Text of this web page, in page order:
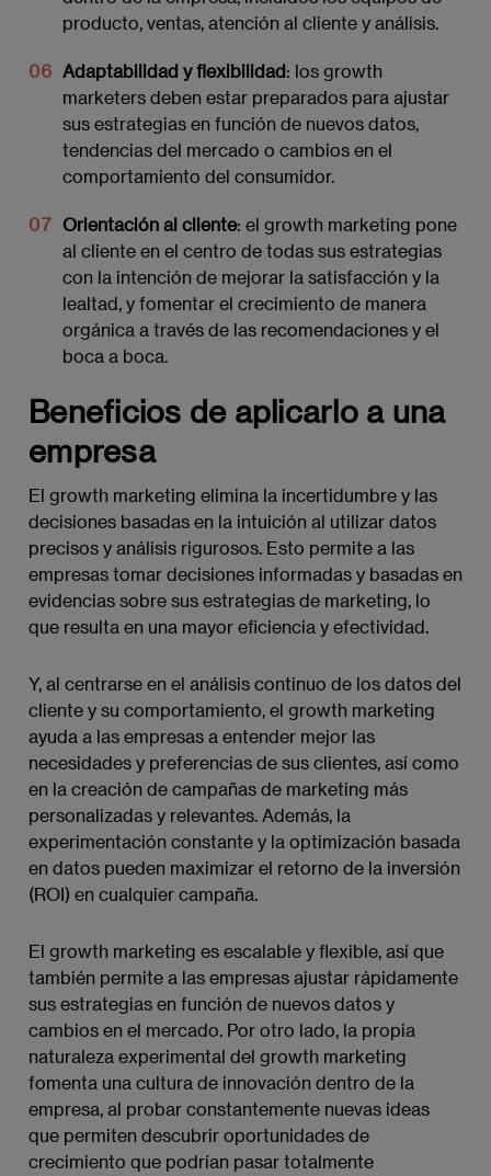
producto, ventas, atención al cliente y análisis.
Adaptabilidad y flexibilidad: los growth
marketers deben estar preparados para ajustar
sus estrategias en función de nuevos datos,
tendencias del mercado o cambios en el
comportamiento del consumidor.
Orientación al cliente: el growth marketing pone
al cliente en el centro de todas sus estrategias
con la intención de mejorar la satisfacción y la
lealtad, y fomentar el crecimiento de manera
orgánica a través de las recomendaciones y el
boca a boca.
Beneficios de aplicarlo a una
empresa
El growth marketing elimina la incertidumbre y las
decisiones basadas en la intuición al utilizar datos
precisos y análisis rigurosos. Esto permite a las
empresas tomar decisiones informadas y basadas en
evidencias sobre sus estrategias de marketing, lo
que resulta en una mayor eficiencia y efectividad.
Y, al centrarse en el análisis continuo de los datos del
cliente y su comportamiento, el growth marketing
ayuda a las empresas a entender mejor las
necesidades y preferencias de sus clientes, así como
en la creación de campañas de marketing más
personalizadas y relevantes. Además, la
experimentación constante y la optimización basada
en datos pueden maximizar el retorno de la inversión
(ROI) en cualquier campaña.
El growth marketing es escalable y flexible, así que
también permite a las empresas ajustar rápidamente
sus estrategias en función de nuevos datos y
cambios en el mercado. Por otro lado, la propia
naturaleza experimental del growth marketing
fomenta una cultura de innovación dentro de la
empresa, al probar constantemente nuevas ideas
que permiten descubrir oportunidades de
crecimiento que podrían pasar totalmente